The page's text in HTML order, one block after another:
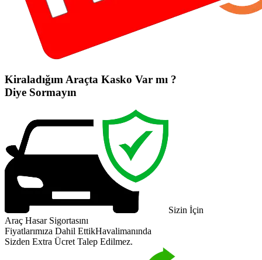
Kiraladığım Araçta Kasko Var mı ?
Diye Sormayın
Sizin İçin
Araç Hasar Sigortasını
Fiyatlarımıza Dahil EttikHavalimanında
Sizden Extra Ücret Talep Edilmez.